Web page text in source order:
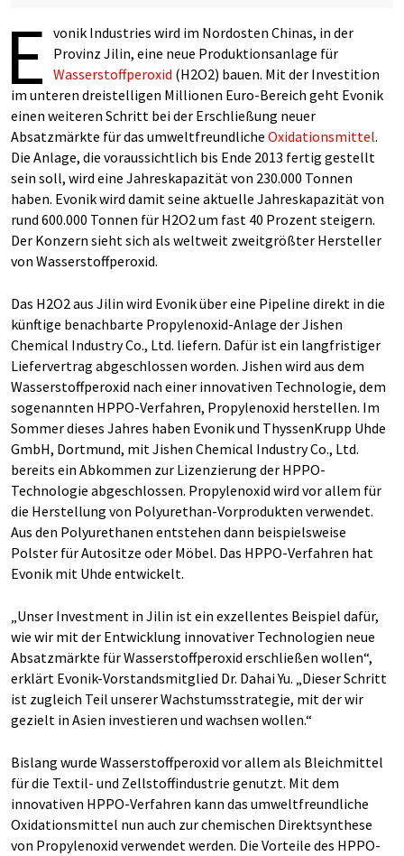
E vonik Industries wird im Nordosten Chinas, in der
Provinz Jilin, eine neue Produktionsanlage für
Wasserstoffperoxid (H2O2) bauen. Mit der Investition
im unteren dreistelligen Millionen Euro-Bereich geht Evonik
einen weiteren Schritt bei der Erschließung neuer
Absatzmärkte für das umweltfreundliche Oxidationsmittel.
Die Anlage, die voraussichtlich bis Ende 2013 fertig gestellt
sein soll, wird eine Jahreskapazität von 230.000 Tonnen
haben. Evonik wird damit seine aktuelle Jahreskapazität von
rund 600.000 Tonnen für H2O2 um fast 40 Prozent steigern.
Der Konzern sieht sich als weltweit zweitgrößter Hersteller
von Wasserstoffperoxid.
Das H2O2 aus Jilin wird Evonik über eine Pipeline direkt in die
künftige benachbarte Propylenoxid-Anlage der Jishen
Chemical Industry Co., Ltd. liefern. Dafür ist ein langfristiger
Liefervertrag abgeschlossen worden. Jishen wird aus dem
Wasserstoffperoxid nach einer innovativen Technologie, dem
sogenannten HPPO-Verfahren, Propylenoxid herstellen. Im
Sommer dieses Jahres haben Evonik und ThyssenKrupp Uhde
GmbH, Dortmund, mit Jishen Chemical Industry Co., Ltd.
bereits ein Abkommen zur Lizenzierung der HPPO-
Technologie abgeschlossen. Propylenoxid wird vor allem für
die Herstellung von Polyurethan-Vorprodukten verwendet.
Aus den Polyurethanen entstehen dann beispielsweise
Polster für Autositze oder Möbel. Das HPPO-Verfahren hat
Evonik mit Uhde entwickelt.
„Unser Investment in Jilin ist ein exzellentes Beispiel dafür,
wie wir mit der Entwicklung innovativer Technologien neue
Absatzmärkte für Wasserstoffperoxid erschließen wollen“,
erklärt Evonik-Vorstandsmitglied Dr. Dahai Yu. „Dieser Schritt
ist zugleich Teil unserer Wachstumsstrategie, mit der wir
gezielt in Asien investieren und wachsen wollen.“
Bislang wurde Wasserstoffperoxid vor allem als Bleichmittel
für die Textil- und Zellstoffindustrie genutzt. Mit dem
innovativen HPPO-Verfahren kann das umweltfreundliche
Oxidationsmittel nun auch zur chemischen Direktsynthese
von Propylenoxid verwendet werden. Die Vorteile des HPPO-